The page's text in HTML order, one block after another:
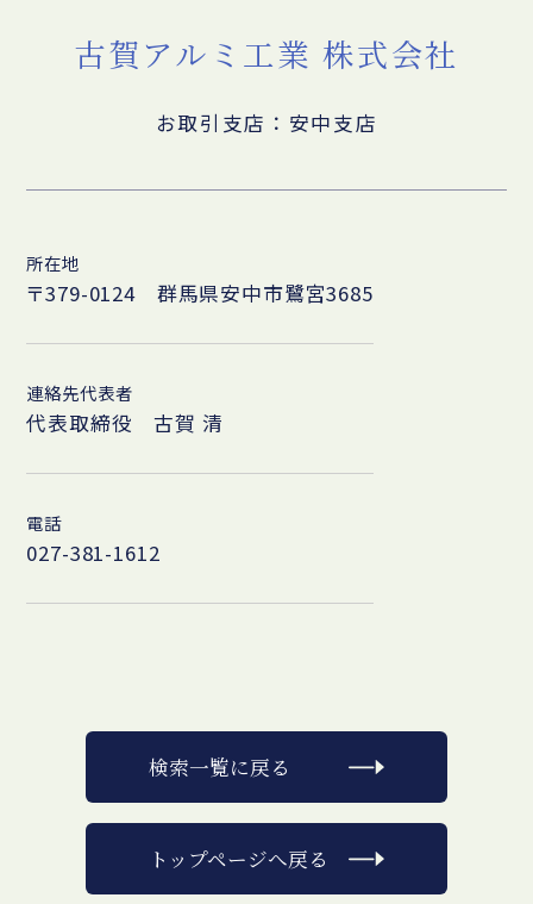
古賀アルミ工業 株式会社
お取引支店：安中支店
所在地
〒379-0124 群馬県安中市鷺宮3685
連絡先代表者
代表取締役 古賀 清
電話
027-381-1612
検索一覧に戻る
トップページへ戻る